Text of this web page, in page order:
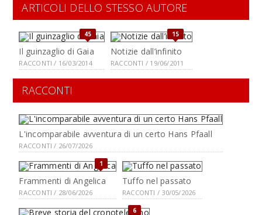
ARTICOLI DELLO STESSO AUTORE
45
Il guinzaglio di Gaia
RACCONTI / 16/03/2014
15
Notizie dall’infinito
RACCONTI / 19/06/2011
RACCONTI
L'incomparabile avventura di un certo Hans Pfaall
RACCONTI / 26/07/2026
1
Frammenti di Angelica
RACCONTI / 28/06/2026
Tuffo nel passato
RACCONTI / 30/05/2026
6